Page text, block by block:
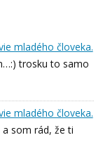
mladého človeka.
trosku to samo
mladého človeka.
som rád, že ti